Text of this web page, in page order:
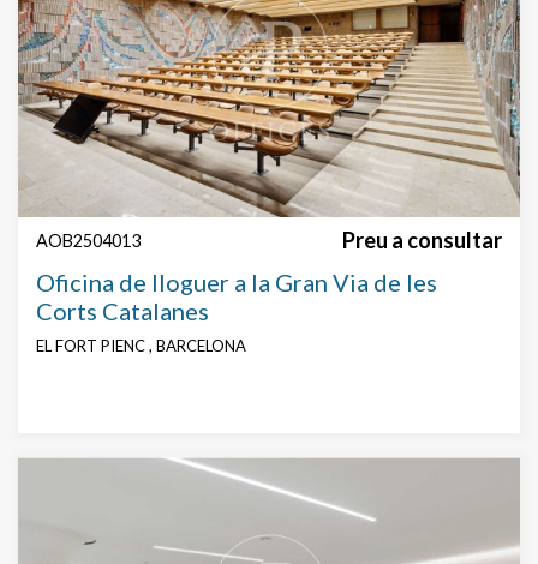
AOB2504013 Preu a consultar
Oficina de lloguer a la Gran Via de les
Corts Catalanes
EL FORT PIENC , BARCELONA